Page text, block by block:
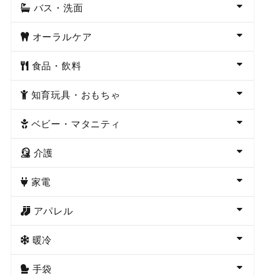
バス・洗面
オーラルケア
食品・飲料
知育玩具・おもちゃ
ベビー・マタニティ
介護
家電
アパレル
暖冷
手袋